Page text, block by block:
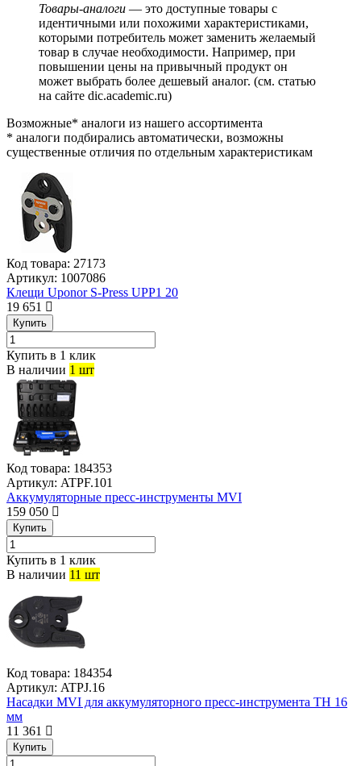
Товары-аналоги — это доступные товары с
идентичными или похожими характеристиками,
которыми потребитель может заменить желаемый
товар в случае необходимости. Например, при
повышении цены на привычный продукт он
может выбрать более дешевый аналог. (см. статью
на сайте dic.academic.ru)
Возможные* аналоги из нашего ассортимента
* аналоги подбирались автоматически, возможны
существенные отличия по отдельным характеристикам
Код товара: 27173
Артикул: 1007086
Клещи Uponor S-Press UPP1 20
19 651
Купить
Купить в 1 клик
В наличии 1 шт
Код товара: 184353
Артикул: ATPF.101
Аккумуляторные пресс-инструменты MVI
159 050
Купить
Купить в 1 клик
В наличии 11 шт
Код товара: 184354
Артикул: ATPJ.16
Насадки MVI для аккумуляторного пресс-инструмента TH 16
мм
11 361
Купить